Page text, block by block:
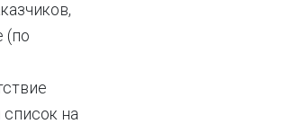
(по
на